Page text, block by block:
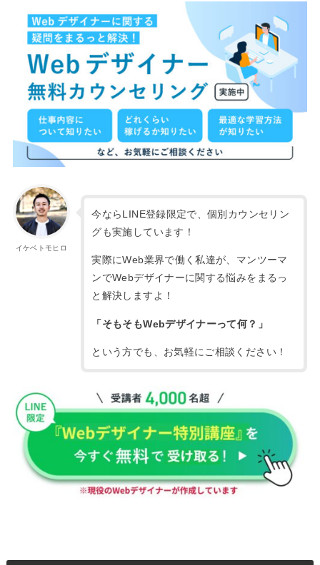
イケベトモヒロ
今ならLINE登録限定で、個別カウンセリン
グも実施しています！
実際にWeb業界で働く私達が、マンツーマ
ンでWebデザイナーに関する悩みをまるっ
と解決しますよ！
「そもそもWebデザイナーって何？」
という方でも、お気軽にご相談ください！